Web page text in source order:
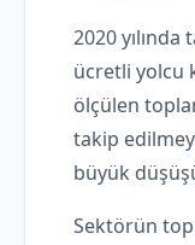
2020 yılında
ücretli yolcu
ölçülen
takip
büyük
Sektörün